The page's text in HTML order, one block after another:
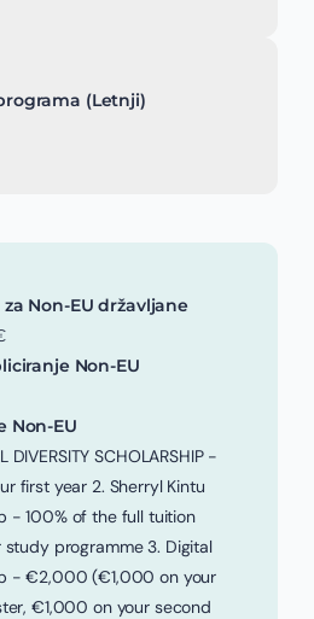
(Letnji)
Non-EU državljane
Non-EU
Non-EU
DIVERSITY SCHOLARSHIP -
first year 2. Sherryl Kintu
- 100% of the full tuition
programme 3. Digital
- €2,000 (€1,000 on your
€1,000 on your second